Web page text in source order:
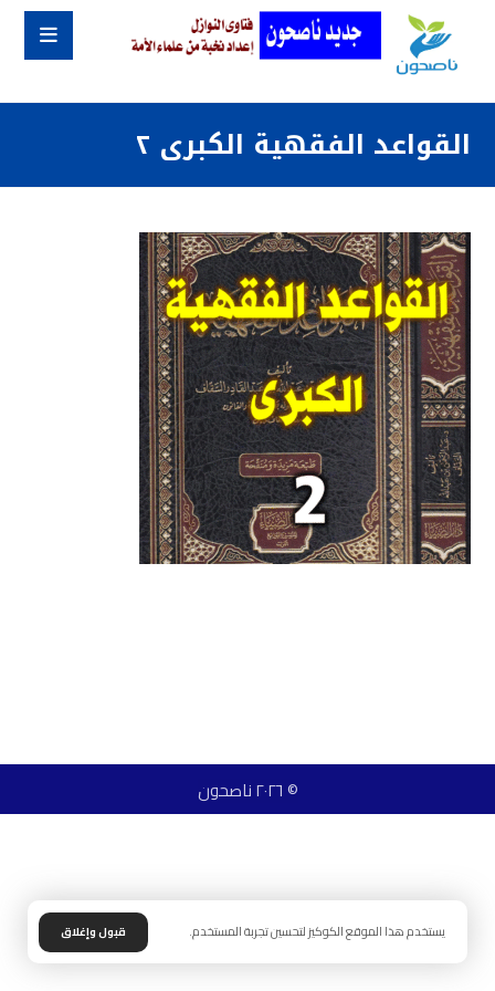
القواعد الفقهية الكبرى ٢
© ٢٠٢٦ ناصحون
يستخدم هذا الموقع الكوكيز لتحسين تجربة المستخدم. قبول وإغلاق